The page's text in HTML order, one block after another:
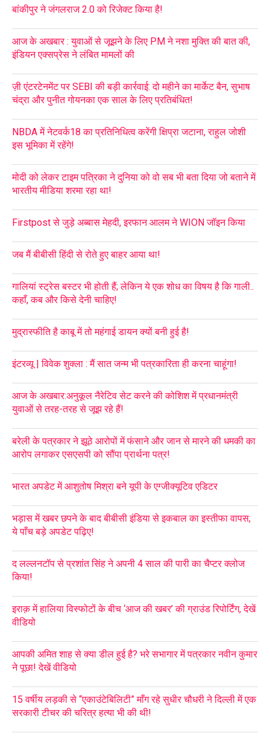
बांकीपुर ने जंगलराज 2.0 को रिजेक्ट किया है!
आज के अखबार : युवाओं से जूझने के लिए PM ने नशा मुक्ति की बात की,
इंडियन एक्सप्रेस ने लंबित मामलों की
ज़ी एंटरटेनमेंट पर SEBI की बड़ी कार्रवाई: दो महीने का मार्केट बैन, सुभाष
चंद्रा और पुनीत गोयनका एक साल के लिए प्रतिबंधित!
NBDA में नेटवर्क18 का प्रतिनिधित्व करेंगी क्षिप्रा जटाना, राहुल जोशी
इस भूमिका में रहेंगे!
मोदी को लेकर टाइम पत्रिका ने दुनिया को वो सब भी बता दिया जो बताने में
भारतीय मीडिया शरमा रहा था!
Firstpost से जुड़े अब्बास मेहदी, इरफान आलम ने WION जॉइन किया
जब मैं बीबीसी हिंदी से रोते हुए बाहर आया था!
गालियां स्ट्रेस बस्टर भी होती हैं; लेकिन ये एक शोध का विषय है कि गाली..
कहाँ, कब और किसे देनी चाहिए!
मुद्रास्फीति है काबू में तो महंगाई डायन क्यों बनी हुई है!
इंटरव्यू | विवेक शुक्ला : मैं सात जन्म भी पत्रकारिता ही करना चाहूंगा!
आज के अखबार:अनुकूल नैरेटिव सेट करने की कोशिश में प्रधानमंत्री
युवाओं से तरह-तरह से जूझ रहे हैं!
बरेली के पत्रकार ने झूठे आरोपों में फंसाने और जान से मारने की धमकी का
आरोप लगाकर एसएसपी को सौंपा प्रार्थना पत्र!
भारत अपडेट में आशुतोष मिश्रा बने यूपी के एग्जीक्यूटिव एडिटर
भड़ास में खबर छपने के बाद बीबीसी इंडिया से इकबाल का इस्तीफा वापस;
ये पाँच बड़े अपडेट पढ़िए!
द लल्लनटॉप से प्रशांत सिंह ने अपनी 4 साल की पारी का चैप्टर क्लोज
किया!
इराक़ में हालिया विस्फोटों के बीच ‘आज की खबर’ की ग्राउंड रिपोर्टिंग, देखें
वीडियो
आपकी अमित शाह से क्या डील हुई है? भरे सभागार में पत्रकार नवीन कुमार
ने पूछा! देखें वीडियो
15 वर्षीय लड़की से “एकाउंटेबिलिटी” माँग रहे सुधीर चौधरी ने दिल्ली में एक
सरकारी टीचर की चरित्र हत्या भी की थी!